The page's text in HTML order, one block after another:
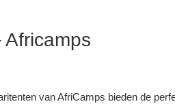
Africamps
van AfriCamps bieden de